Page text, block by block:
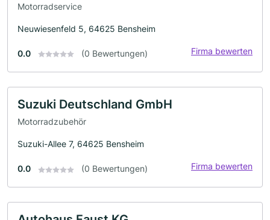
Motorradservice
Neuwiesenfeld 5, 64625 Bensheim
0.0 (0 Bewertungen) Firma bewerten
Suzuki Deutschland GmbH
Motorradzubehör
Suzuki-Allee 7, 64625 Bensheim
0.0 (0 Bewertungen) Firma bewerten